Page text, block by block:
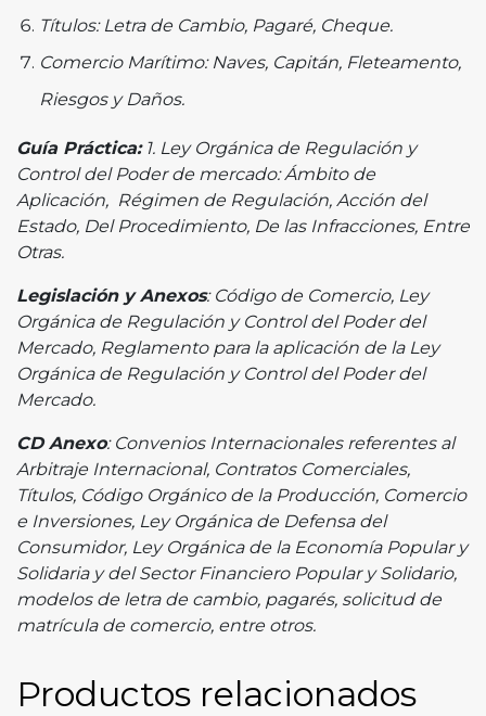
Títulos: Letra de Cambio, Pagaré, Cheque.
Comercio Marítimo: Naves, Capitán, Fleteamento,
Riesgos y Daños.
Guía Práctica:1. Ley Orgánica de Regulación y
Control del Poder de mercado: Ámbito de
Aplicación, Régimen de Regulación, Acción del
Estado, Del Procedimiento, De las Infracciones, Entre
Otras.
Legislación y Anexos: Código de Comercio, Ley
Orgánica de Regulación y Control del Poder del
Mercado, Reglamento para la aplicación de la Ley
Orgánica de Regulación y Control del Poder del
Mercado.
CD Anexo: Convenios Internacionales referentes al
Arbitraje Internacional, Contratos Comerciales,
Títulos, Código Orgánico de la Producción, Comercio
e Inversiones, Ley Orgánica de Defensa del
Consumidor, Ley Orgánica de la Economía Popular y
Solidaria y del Sector Financiero Popular y Solidario,
modelos de letra de cambio, pagarés, solicitud de
matrícula de comercio, entre otros.
Productos relacionados